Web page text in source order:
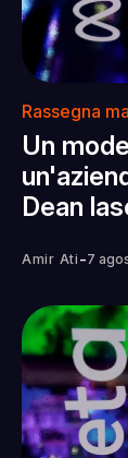
Rassegna
Un
Dean
Amir Ati -7